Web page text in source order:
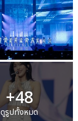
+48
ดูรูปทั้งหมด